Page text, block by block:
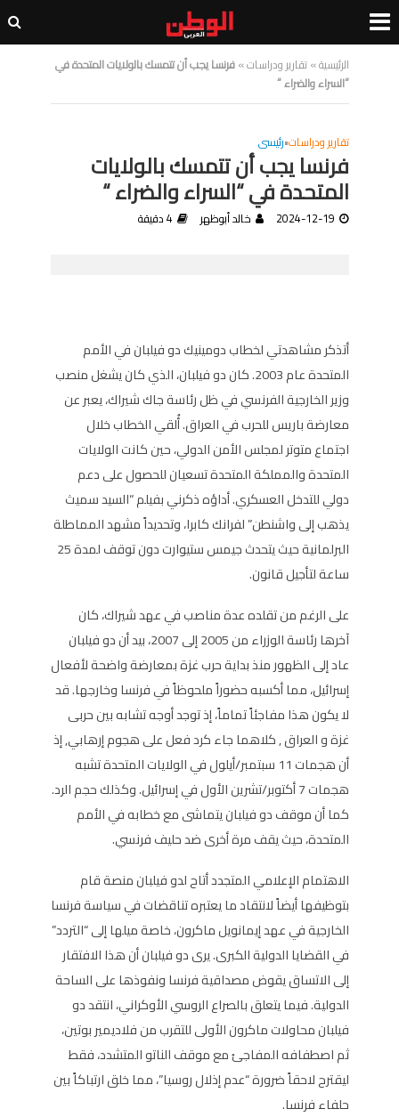
الرئيسية»تقارير ودراسات»فرنسا يجب أن تتمسك بالولايات المتحدة في
“السراء والضراء “
تقارير ودراسات•رئيسى
فرنسا يجب أن تتمسك بالولايات
المتحدة في “السراء والضراء “
2024-12-19 خالد أبوظهر 4 دقيقة
أتذكر مشاهدتي لخطاب دومينيك دو فيلبان في الأمم
المتحدة عام 2003. كان دو فيلبان، الذي كان يشغل منصب
وزير الخارجية الفرنسي في ظل رئاسة جاك شيراك، يعبر عن
معارضة باريس للحرب في العراق. أُلقي الخطاب خلال
اجتماع متوتر لمجلس الأمن الدولي، حين كانت الولايات
المتحدة والمملكة المتحدة تسعيان للحصول على دعم
دولي للتدخل العسكري. أداؤه ذكرني بفيلم “السيد سميث
يذهب إلى واشنطن” لفرانك كابرا، وتحديداً مشهد المماطلة
البرلمانية حيث يتحدث جيمس ستيوارت دون توقف لمدة 25
ساعة لتأجيل قانون.
على الرغم من تقلده عدة مناصب في عهد شيراك، كان
آخرها رئاسة الوزراء من 2005 إلى 2007، بيد أن دو فيلبان
عاد إلى الظهور منذ بداية حرب غزة بمعارضة واضحة لأفعال
إسرائيل، مما أكسبه حضوراً ملحوظاً في فرنسا وخارجها. قد
لا يكون هذا مفاجئاً تماماً، إذ توجد أوجه تشابه بين حربى
غزة و العراق , كلاهما جاء كرد فعل على هجوم إرهابي, إذ
أن هجمات 11 سبتمبر/أيلول في الولايات المتحدة تشبه
هجمات 7 أكتوبر/تشرين الأول في إسرائيل. وكذلك حجم الرد.
كما أن موقف دو فيلبان يتماشى مع خطابه في الأمم
المتحدة، حيث يقف مرة أخرى ضد حليف فرنسي.
الاهتمام الإعلامي المتجدد أتاح لدو فيلبان منصة قام
بتوظيفها أيضاً لانتقاد ما يعتبره تناقضات في سياسة فرنسا
الخارجية في عهد إيمانويل ماكرون، خاصة ميلها إلى “التردد”
في القضايا الدولية الكبرى. يرى دو فيلبان أن هذا الافتقار
إلى الاتساق يقوض مصداقية فرنسا ونفوذها على الساحة
الدولية. فيما يتعلق بالصراع الروسي الأوكراني، انتقد دو
فيلبان محاولات ماكرون الأولى للتقرب من فلاديمير بوتين،
ثم اصطفافه المفاجئ مع موقف الناتو المتشدد، فقط
ليقترح لاحقاً ضرورة “عدم إذلال روسيا”، مما خلق ارتباكاً بين
حلفاء فرنسا.